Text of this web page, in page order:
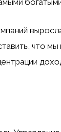
что мы